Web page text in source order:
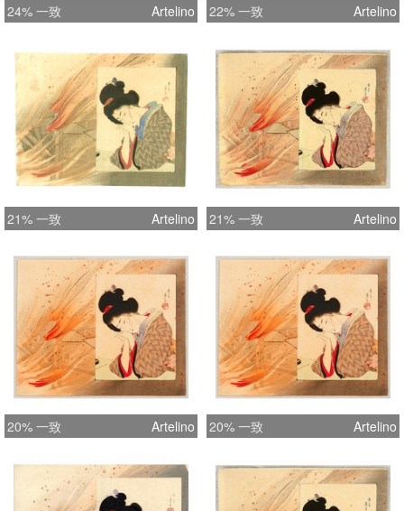
24% 一致 Artelino 22% 一致 Artelino
21% 一致 Artelino 21% 一致 Artelino
20% 一致 Artelino 20% 一致 Artelino